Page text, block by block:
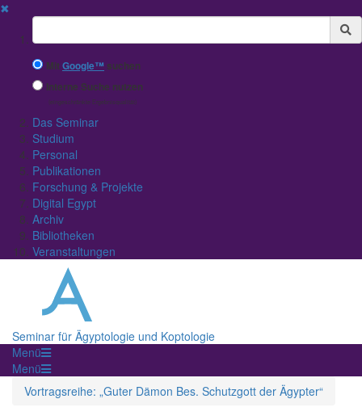
✖
Suchbegriff
MitGoogle™ suchen
Interne Suche nutzen
(eingeschränkte Ergebnisqualität)
Das Seminar
Studium
Personal
Publikationen
Forschung & Projekte
Digital Egypt
Archiv
Bibliotheken
Veranstaltungen
Seminar für Ägyptologie und Koptologie
Menü
Menü
Vortragsreihe: „Guter Dämon Bes. Schutzgott der Ägypter“